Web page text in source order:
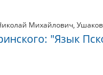
Михайлович,
"Язык